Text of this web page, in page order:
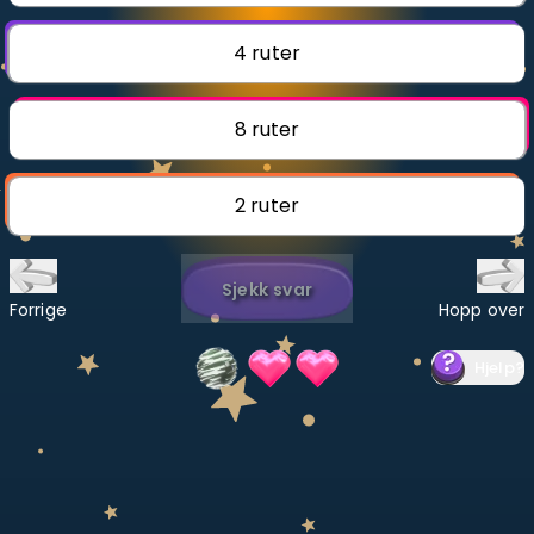
Bestill privatundervisning
Inviter en venn
Velg læreplan
4 ruter
8 ruter
2 ruter
Forrige
Sjekk svar
Hopp over
?